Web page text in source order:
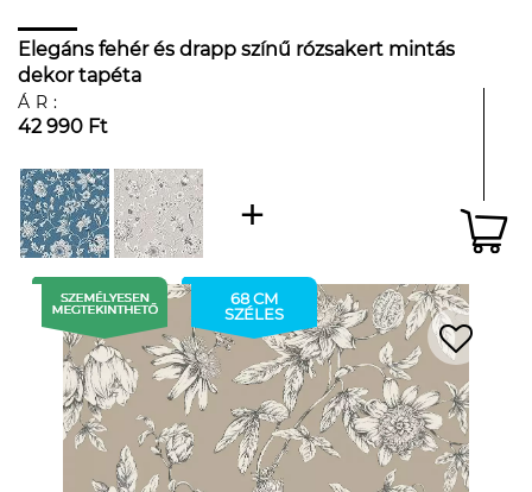
Elegáns fehér és drapp színű rózsakert mintás
dekor tapéta
ÁR:
42 990 Ft
68 CM
SZÉLES